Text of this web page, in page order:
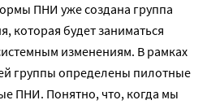
ПНИ уже создана группа
которая будет заниматься
изменениям. В рамках
группы определены пилотные
ПНИ. Понятно, что, когда мы